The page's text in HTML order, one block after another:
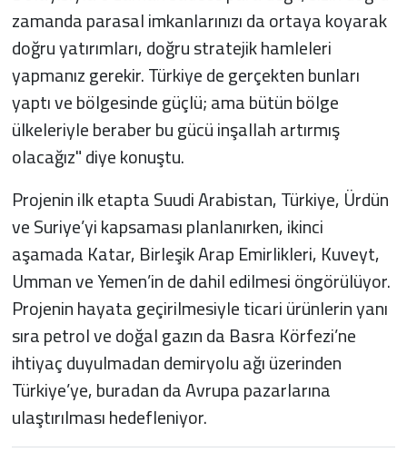
zamanda parasal imkanlarınızı da ortaya koyarak
doğru yatırımları, doğru stratejik hamleleri
yapmanız gerekir. Türkiye de gerçekten bunları
yaptı ve bölgesinde güçlü; ama bütün bölge
ülkeleriyle beraber bu gücü inşallah artırmış
olacağız" diye konuştu.
Projenin ilk etapta Suudi Arabistan, Türkiye, Ürdün
ve Suriye’yi kapsaması planlanırken, ikinci
aşamada Katar, Birleşik Arap Emirlikleri, Kuveyt,
Umman ve Yemen’in de dahil edilmesi öngörülüyor.
Projenin hayata geçirilmesiyle ticari ürünlerin yanı
sıra petrol ve doğal gazın da Basra Körfezi’ne
ihtiyaç duyulmadan demiryolu ağı üzerinden
Türkiye’ye, buradan da Avrupa pazarlarına
ulaştırılması hedefleniyor.